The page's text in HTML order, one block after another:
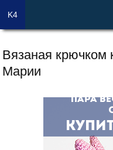
Вязаная крючком
Марии
K4